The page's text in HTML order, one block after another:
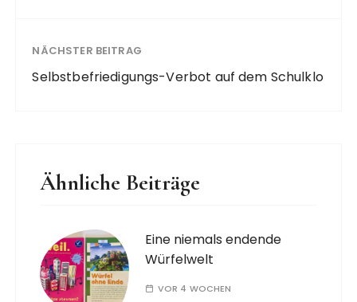
NÄCHSTER BEITRAG
Selbstbefriedigungs-Verbot auf dem Schulklo
Ähnliche Beiträge
Eine niemals endende
Würfelwelt
VOR 4 WOCHEN